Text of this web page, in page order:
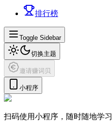
排行榜
Toggle Sidebar
切换主题
邀请赚词贝
小程序
扫码使用小程序，随时随地学习